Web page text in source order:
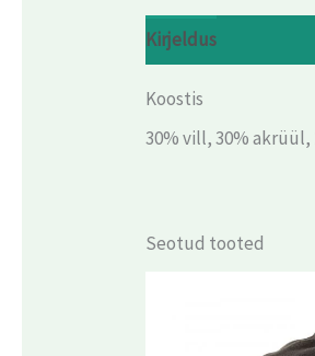
Kirjeldus
Koostis
30% vill, 30%
Seotud tooted